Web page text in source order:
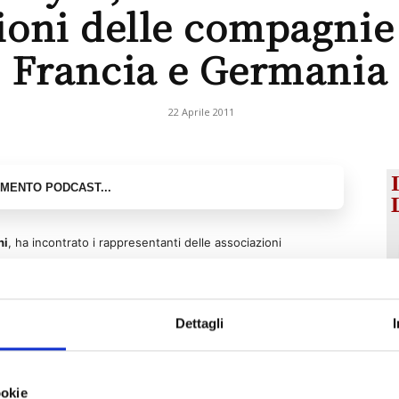
Dettagli
delle
Francia e Germania
22 Aprile 2011
, ha incontrato i rappresentanti delle associazioni
hanno esposto al ministro Romani le loro
Più in particolare, e’ stata evidenziata la necessità di
capitali e nel ramo danni e rischi catastrofali.